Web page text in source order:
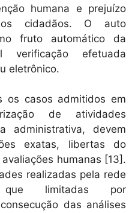
humana e prejuízo
cidadãos. O auto
fruto automático da
verificação efetuada
eletrônico.
os casos admitidos em
de atividades
administrativa, devem
exatas, libertas do
humanas [13].
realizadas pela rede
que limitadas por
das análises